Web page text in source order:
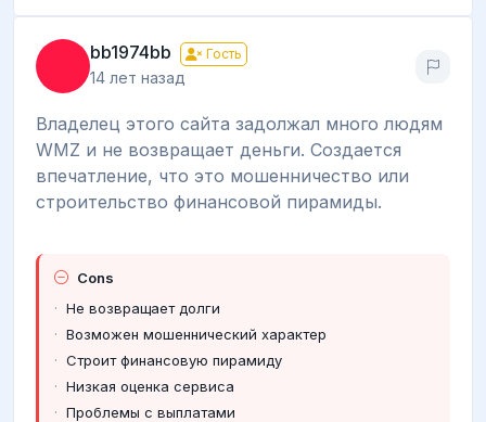
bb1974bb Гость
14 лет назад
Владелец этого сайта задолжал много людям
WMZ и не возвращает деньги. Создается
впечатление, что это мошенничество или
строительство финансовой пирамиды.
Cons
Не возвращает долги
Возможен мошеннический характер
Строит финансовую пирамиду
Низкая оценка сервиса
Проблемы с выплатами